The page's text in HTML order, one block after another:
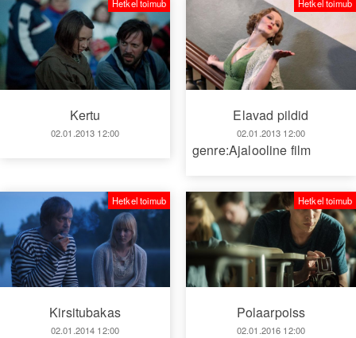
Kertu
02.01.2013 12:00
Hetkel toimub
Elavad pildid
02.01.2013 12:00
Hetkel toimub
genre:Ajalooline film
Kirsitubakas
02.01.2014 12:00
Hetkel toimub
Polaarpoiss
02.01.2016 12:00
Hetkel toimub